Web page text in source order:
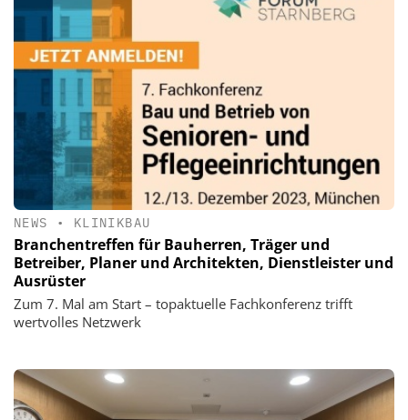
NEWS • KLINIKBAU
Branchentreffen für Bauherren, Träger und
Betreiber, Planer und Architekten, Dienstleister und
Ausrüster
Zum 7. Mal am Start – topaktuelle Fachkonferenz trifft
wertvolles Netzwerk